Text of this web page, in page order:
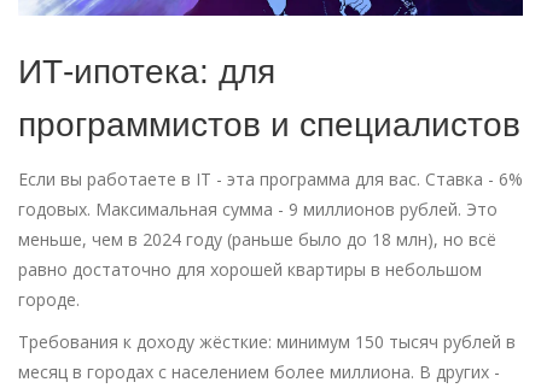
ИТ-ипотека: для
программистов и специалистов
Если вы работаете в IT - эта программа для вас. Ставка - 6%
годовых. Максимальная сумма - 9 миллионов рублей. Это
меньше, чем в 2024 году (раньше было до 18 млн), но всё
равно достаточно для хорошей квартиры в небольшом
городе.
Требования к доходу жёсткие: минимум 150 тысяч рублей в
месяц в городах с населением более миллиона. В других -